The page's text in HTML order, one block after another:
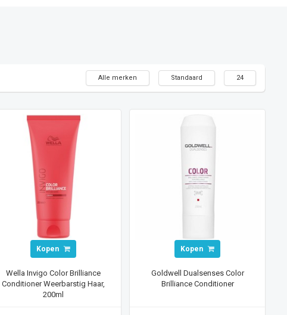
Alle merken Standaard 24
Kopen
Wella Invigo Color Brilliance
Conditioner Weerbarstig Haar,
200ml
Kopen
Goldwell Dualsenses Color
Brilliance Conditioner